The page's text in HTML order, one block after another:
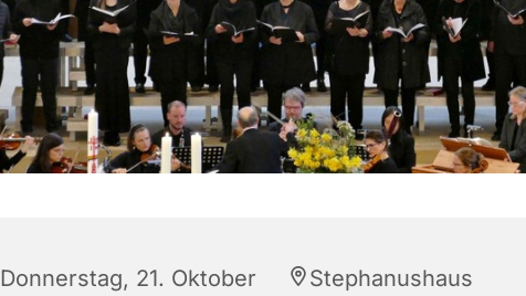
Donnerstag, 21. Oktober
Stephanushaus